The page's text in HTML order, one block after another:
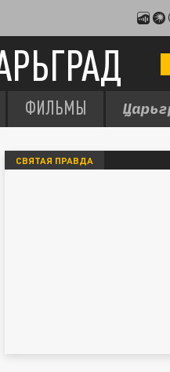
ФИЛЬМЫ
СВЯТАЯ ПРАВДА